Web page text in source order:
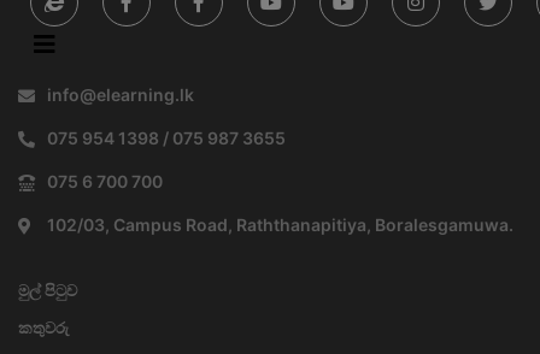
info@elearning.lk
075 954 1398 / 075 987 3655
075 6 700 700
102/03, Campus Road, Raththanapitiya, Boralesgamuwa.
මුල් පිටුව
කතුවරු